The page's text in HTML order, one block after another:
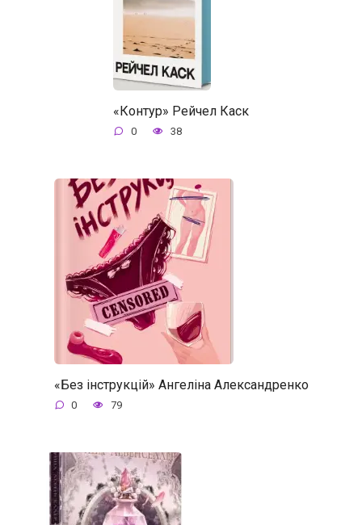
«Контур» Рейчел Каск
0 38
«Без інструкцій» Ангеліна Александренко
0 79